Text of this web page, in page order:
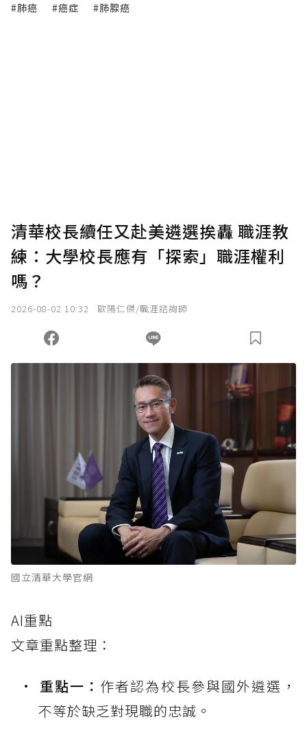
#肺癌 #癌症 #肺腺癌
清華校長續任又赴美遴選挨轟 職涯教
練：大學校長應有「探索」職涯權利
嗎？
2026-08-02 10:32 歐陽仁傑/職涯諮詢師
國立清華大學官網
AI重點
文章重點整理：
重點一： 作者認為校長參與國外遴選，
不等於缺乏對現職的忠誠。